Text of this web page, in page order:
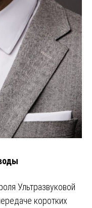
Ультразвуковой
коротких